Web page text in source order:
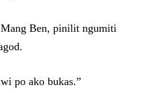
Ben, pinilit ngumiti
po ako bukas.”